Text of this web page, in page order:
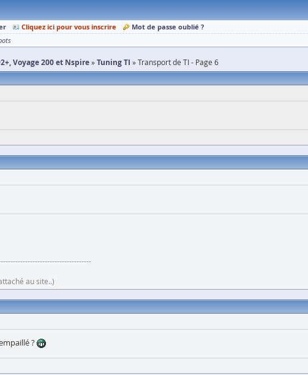
Cliquez ici pour vous inscrire
Mot de passe oublié ?
Voyage 200 et Nspire Tuning TI Transport de TI - Page 6
au site..)
?